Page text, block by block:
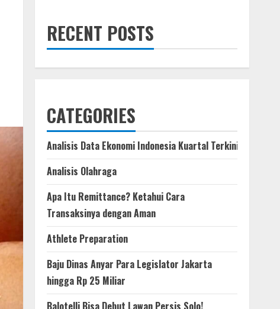
RECENT POSTS
CATEGORIES
Analisis Data Ekonomi Indonesia Kuartal Terkini
Analisis Olahraga
Apa Itu Remittance? Ketahui Cara
Transaksinya dengan Aman
Athlete Preparation
Baju Dinas Anyar Para Legislator Jakarta
hingga Rp 25 Miliar
Balotelli Bisa Debut Lawan Persis Solo!